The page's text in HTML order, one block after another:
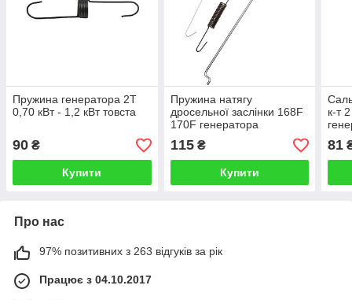
Пружина генератора 2Т
0,70 кВт - 1,2 кВт товста
90 ₴
Купити
Пружина натягу
дросельної заслінки 168F
170F генератора
6кс-7кс (к-т 3шт)
115₴
Купити
к-т
81
Про нас
97% позитивних з 263 відгуків за рік
Працює з 04.10.2017